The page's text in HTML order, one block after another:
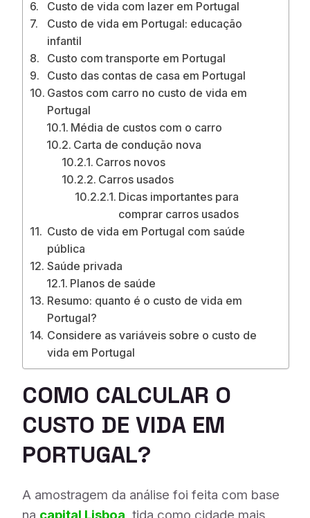
Custo de vida com lazer em Portugal
Custo de vida em Portugal: educação
infantil
Custo com transporte em Portugal
Custo das contas de casa em Portugal
Gastos com carro no custo de vida em
Portugal
Média de custos com o carro
Carta de condução nova
Carros novos
Carros usados
Dicas importantes para
comprar carros usados
Custo de vida em Portugal com saúde
pública
Saúde privada
Planos de saúde
Resumo: quanto é o custo de vida em
Portugal?
Considere as variáveis sobre o custo de
vida em Portugal
COMO CALCULAR O
CUSTO DE VIDA EM
PORTUGAL?
A amostragem da análise foi feita com base